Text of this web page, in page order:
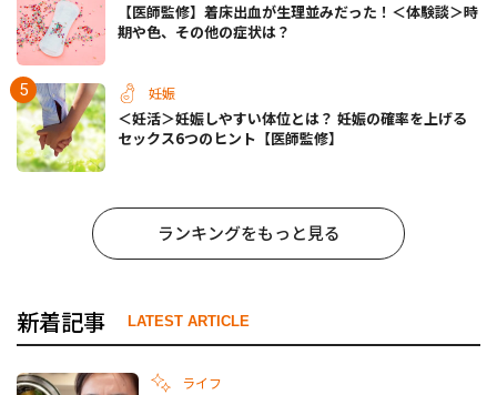
【医師監修】着床出血が生理並みだった！＜体験談＞時
期や色、その他の症状は？
妊娠
＜妊活＞妊娠しやすい体位とは？ 妊娠の確率を上げる
セックス6つのヒント【医師監修】
ランキングをもっと見る
新着記事 LATEST ARTICLE
ライフ